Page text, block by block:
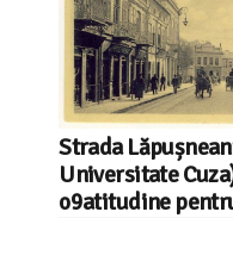
Strada
Universitate
o9atitudine